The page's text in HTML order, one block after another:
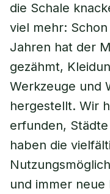
die Schale
viel mehr:
Jahren hat der
gezähmt,
Werkzeuge und
hergestellt. Wir
erfunden,
haben die
und immer neue